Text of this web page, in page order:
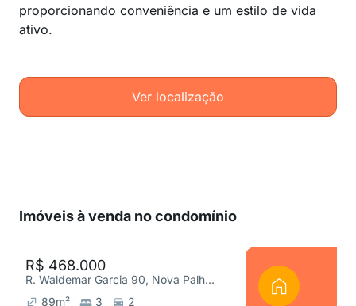
proporcionando conveniência e um estilo de vida
ativo.
Ver localização
Imóveis à venda no condomínio
R$ 468.000
R. Waldemar Garcia 90, Nova Palhoça
89m² 3
2